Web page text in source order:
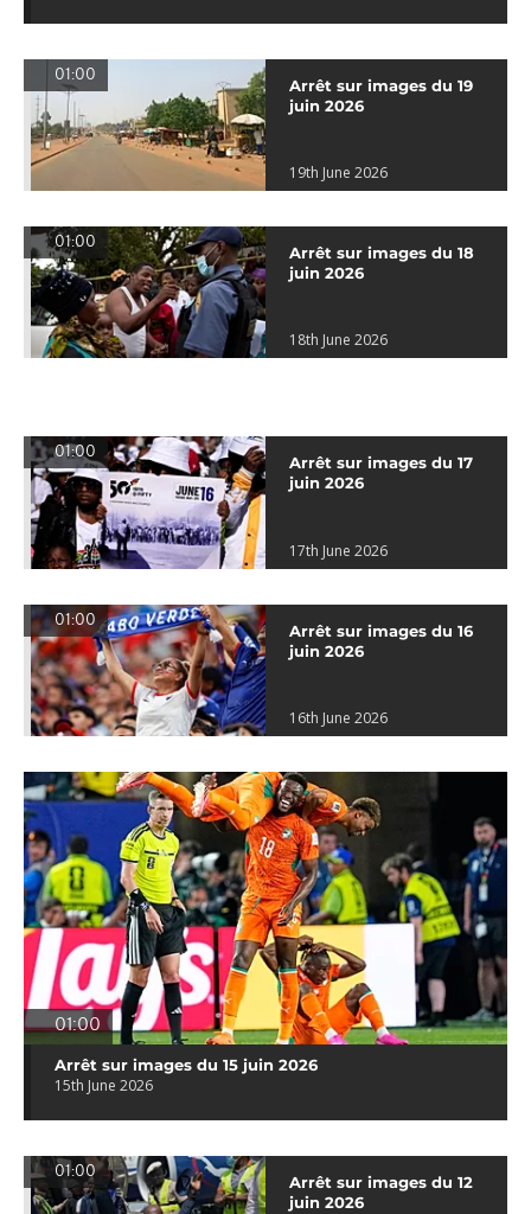
01:00
Arrêt sur images du 19
juin 2026
19th June 2026
01:00
Arrêt sur images du 18
juin 2026
18th June 2026
01:00
Arrêt sur images du 17
juin 2026
17th June 2026
01:00
Arrêt sur images du 16
juin 2026
16th June 2026
01:00
Arrêt sur images du 15 juin 2026
15th June 2026
01:00
Arrêt sur images du 12
juin 2026